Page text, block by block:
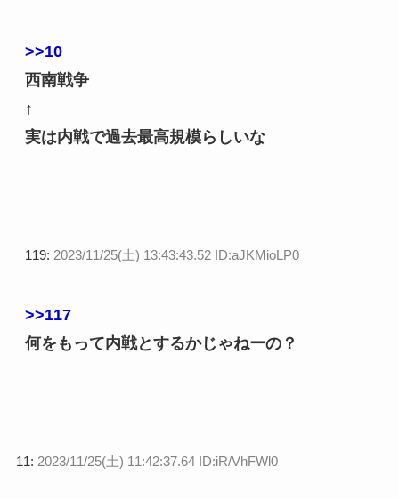
>>10
西南戦争
↑
実は内戦で過去最高規模らしいな
119: 2023/11/25(土) 13:43:43.52 ID:aJKMioLP0
>>117
何をもって内戦とするかじゃねーの？
11: 2023/11/25(土) 11:42:37.64 ID:iR/VhFWl0